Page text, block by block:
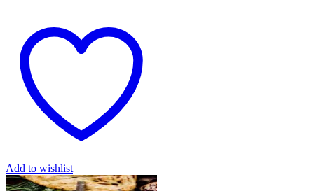
Add to wishlist